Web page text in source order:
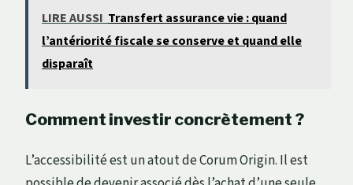
LIRE AUSSI Transfert assurance vie : quand
l’antériorité fiscale se conserve et quand elle
disparaît
Comment investir concrètement ?
L’accessibilité est un atout de Corum Origin. Il est